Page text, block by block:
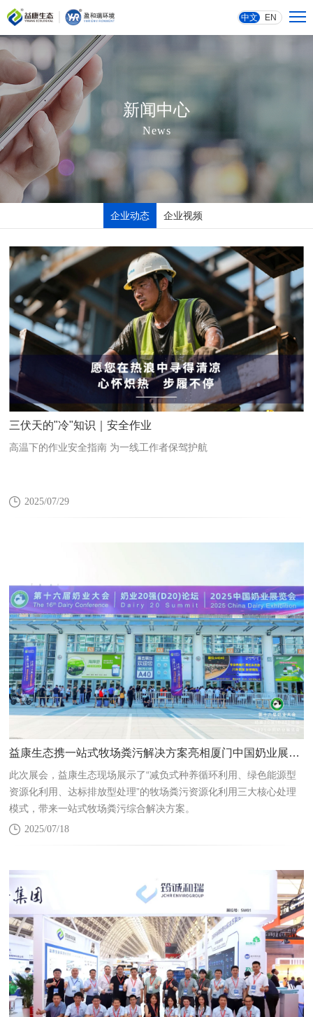
中文 EN
新闻中心
News
企业动态 企业视频
三伏天的"冷"知识｜安全作业
高温下的作业安全指南 为一线工作者保驾护航
2025/07/29
益康生态携一站式牧场粪污解决方案亮相厦门中国奶业展览会
此次展会，益康生态现场展示了“减负式种养循环利用、绿色能源型
资源化利用、达标排放型处理”的牧场粪污资源化利用三大核心处理
模式，带来一站式牧场粪污综合解决方案。
2025/07/18